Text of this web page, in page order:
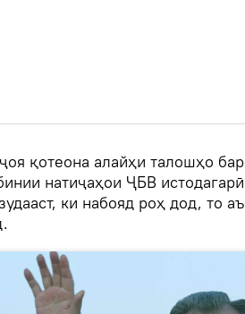
қотеона алайҳи талошҳо
натиҷаҳои ҶБВ
ки набояд роҳ дод, то